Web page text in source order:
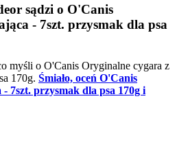
sądzi o O'Canis
- 7szt. przysmak dla psa
myśli o O'Canis Oryginalne cygara z
170g. Śmiało, oceń O'Canis
7szt. przysmak dla psa 170g i